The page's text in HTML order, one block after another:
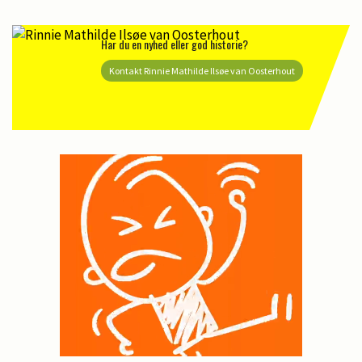
Har du en nyhed eller god historie?
Kontakt Rinnie Mathilde Ilsøe van Oosterhout